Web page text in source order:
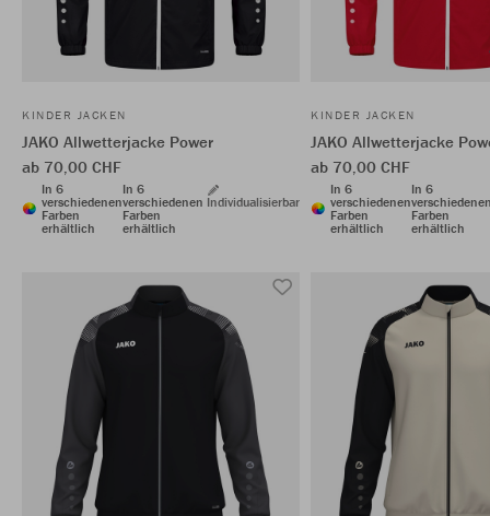
KINDER JACKEN
JAKO Allwetterjacke Power
ab 70,00 CHF
In 6
verschiedenen
Farben
erhältlich
In 6
verschiedenen
Farben
erhältlich
Individualisierbar
KINDER JACKEN
JAKO Allwetterjacke
ab 70,00 CHF
In 6
verschiedenen
Farben
erhältlich
In 6
Farben
erhältlich